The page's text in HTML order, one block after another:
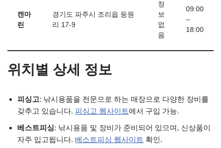
캔마
린
경기도 파주시 조리읍 등원
리 17-9
정
보
없
음
09:00
–
18:00
위치별 상세 정보
피싱고: 낚시용품을 전문으로 하는 매장으로 다양한 장비를
갖추고 있습니다. 피싱고 웹사이트에서 구입 가능.
베스트피싱: 낚시용품 및 장비가 준비되어 있으며, 신상품이
자주 입고됩니다. 베스트피싱 웹사이트 확인.